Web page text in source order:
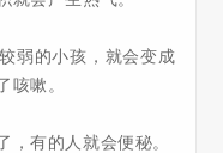
弱的小孩，就会变成
咳嗽。
有的人就会便秘。